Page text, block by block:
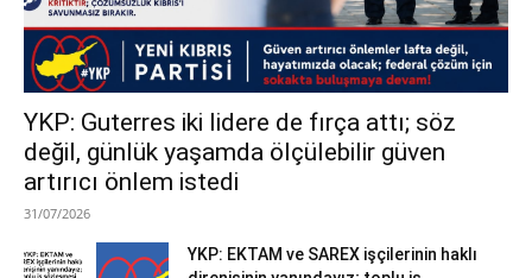
YKP: Guterres iki lidere de fırça attı; söz
değil, günlük yaşamda ölçülebilir güven
artırıcı önlem istedi
31/07/2026
YKP: EKTAM ve SAREX işçilerinin haklı